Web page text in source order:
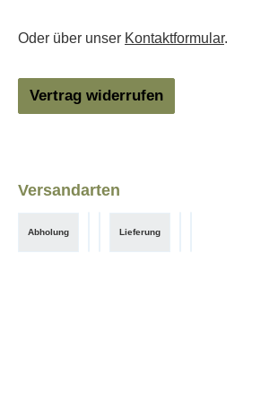
Oder über unser Kontaktformular.
Vertrag widerrufen
Versandarten
Abholung Lieferung